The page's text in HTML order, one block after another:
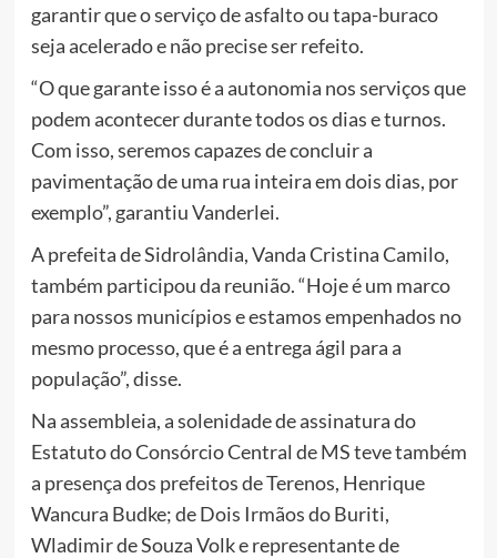
garantir que o serviço de asfalto ou tapa-buraco
seja acelerado e não precise ser refeito.
“O que garante isso é a autonomia nos serviços que
podem acontecer durante todos os dias e turnos.
Com isso, seremos capazes de concluir a
pavimentação de uma rua inteira em dois dias, por
exemplo”, garantiu Vanderlei.
A prefeita de Sidrolândia, Vanda Cristina Camilo,
também participou da reunião. “Hoje é um marco
para nossos municípios e estamos empenhados no
mesmo processo, que é a entrega ágil para a
população”, disse.
Na assembleia, a solenidade de assinatura do
Estatuto do Consórcio Central de MS teve também
a presença dos prefeitos de Terenos, Henrique
Wancura Budke; de Dois Irmãos do Buriti,
Wladimir de Souza Volk e representante de